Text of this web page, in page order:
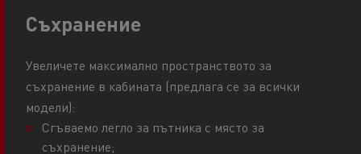
Съхранение
Увеличете максимално пространството за
съхранение в кабината (предлага се за всички
модели):
Сгъваемо легло за пътника с място за
съхранение;